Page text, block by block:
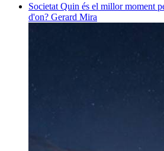
Societat Quin és el millor moment
d'on? Gerard Mira